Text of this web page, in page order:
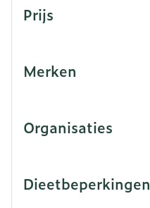
Prijs
Merken
Organisaties
Dieetbeperkingen